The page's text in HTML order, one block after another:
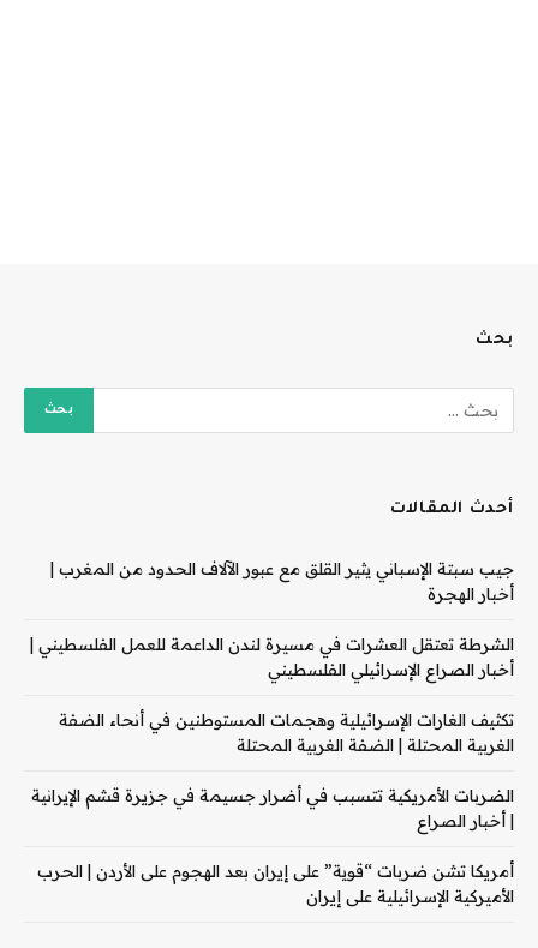
بحث
أحدث المقالات
جيب سبتة الإسباني يثير القلق مع عبور الآلاف الحدود من المغرب |
أخبار الهجرة
الشرطة تعتقل العشرات في مسيرة لندن الداعمة للعمل الفلسطيني |
أخبار الصراع الإسرائيلي الفلسطيني
تكثيف الغارات الإسرائيلية وهجمات المستوطنين في أنحاء الضفة
الغربية المحتلة | الضفة الغربية المحتلة
الضربات الأمريكية تتسبب في أضرار جسيمة في جزيرة قشم الإيرانية
| أخبار الصراع
أمريكا تشن ضربات “قوية” على إيران بعد الهجوم على الأردن | الحرب
الأميركية الإسرائيلية على إيران